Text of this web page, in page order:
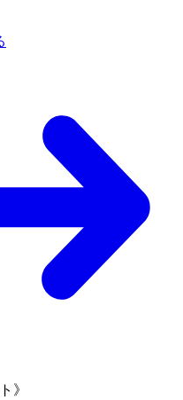
》